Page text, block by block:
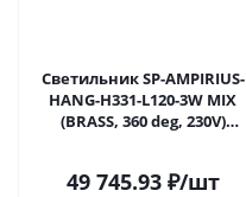
Светильник SP-AMPIRIUS-
HANG-H331-L120-3W MIX
(BRASS, 360 deg, 230V)
49 745.93₽/шт